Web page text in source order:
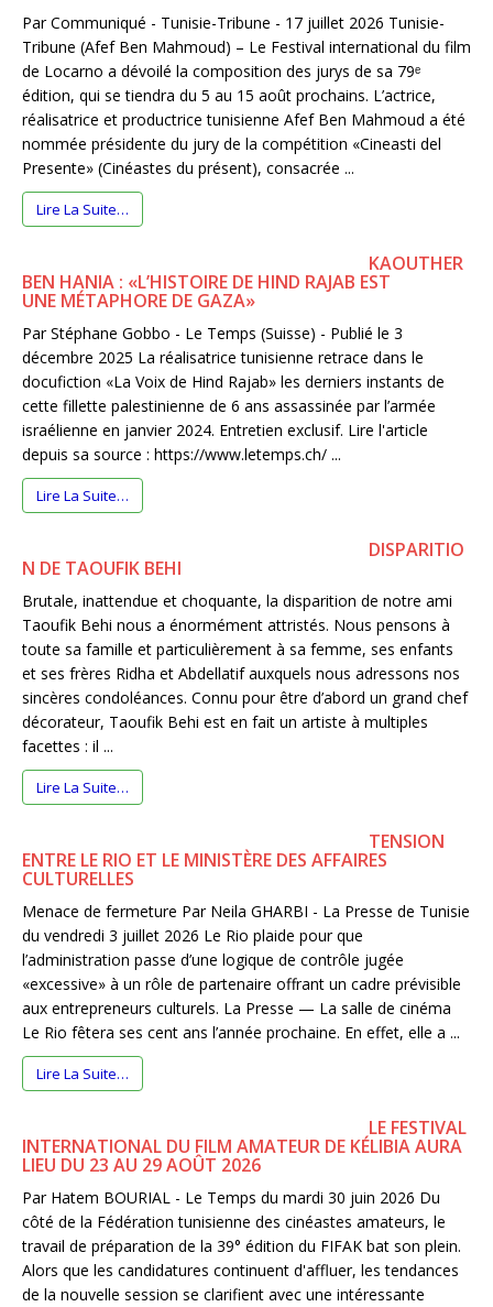
Par Communiqué - Tunisie-Tribune - 17 juillet 2026 Tunisie-
Tribune (Afef Ben Mahmoud) – Le Festival international du film
de Locarno a dévoilé la composition des jurys de sa 79ᵉ
édition, qui se tiendra du 5 au 15 août prochains. L’actrice,
réalisatrice et productrice tunisienne Afef Ben Mahmoud a été
nommée présidente du jury de la compétition «Cineasti del
Presente» (Cinéastes du présent), consacrée ...
Lire La Suite…
KAOUTHER
BEN HANIA : «L’HISTOIRE DE HIND RAJAB EST
UNE MÉTAPHORE DE GAZA»
Par Stéphane Gobbo - Le Temps (Suisse) - Publié le 3
décembre 2025 La réalisatrice tunisienne retrace dans le
docufiction «La Voix de Hind Rajab» les derniers instants de
cette fillette palestinienne de 6 ans assassinée par l’armée
israélienne en janvier 2024. Entretien exclusif. Lire l'article
depuis sa source : https://www.letemps.ch/ ...
Lire La Suite…
DISPARITIO
N DE TAOUFIK BEHI
Brutale, inattendue et choquante, la disparition de notre ami
Taoufik Behi nous a énormément attristés. Nous pensons à
toute sa famille et particulièrement à sa femme, ses enfants
et ses frères Ridha et Abdellatif auxquels nous adressons nos
sincères condoléances. Connu pour être d’abord un grand chef
décorateur, Taoufik Behi est en fait un artiste à multiples
facettes : il ...
Lire La Suite…
TENSION
ENTRE LE RIO ET LE MINISTÈRE DES AFFAIRES
CULTURELLES
Menace de fermeture Par Neila GHARBI - La Presse de Tunisie
du vendredi 3 juillet 2026 Le Rio plaide pour que
l’administration passe d’une logique de contrôle jugée
«excessive» à un rôle de partenaire offrant un cadre prévisible
aux entrepreneurs culturels. La Presse — La salle de cinéma
Le Rio fêtera ses cent ans l’année prochaine. En effet, elle a ...
Lire La Suite…
LE FESTIVAL
INTERNATIONAL DU FILM AMATEUR DE KÉLIBIA AURA
LIEU DU 23 AU 29 AOÛT 2026
Par Hatem BOURIAL - Le Temps du mardi 30 juin 2026 Du
côté de la Fédération tunisienne des cinéastes amateurs, le
travail de préparation de la 39° édition du FIFAK bat son plein.
Alors que les candidatures continuent d'affluer, les tendances
de la nouvelle session se clarifient avec une intéressante